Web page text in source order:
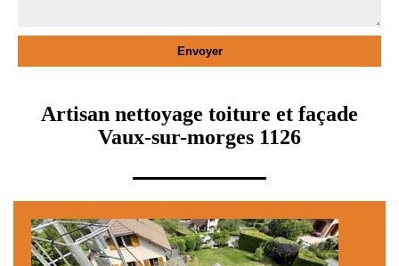
Artisan nettoyage toiture et façade
Vaux-sur-morges 1126